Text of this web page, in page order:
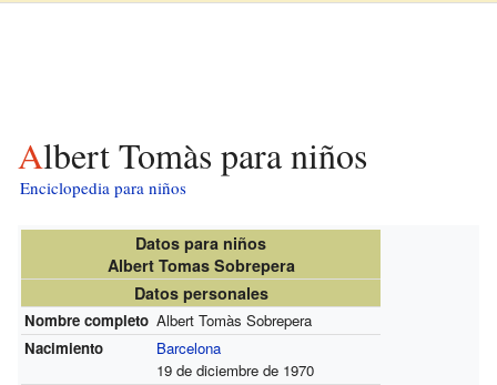
Albert Tomàs para niños
Enciclopedia para niños
Datos para niños
Albert Tomas Sobrepera
Datos personales
Nombre completo Albert Tomàs Sobrepera
Nacimiento
Barcelona
19 de diciembre de 1970